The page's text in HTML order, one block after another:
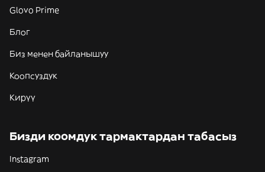
Glovo Prime
Блог
Биз менен байланышуу
Коопсуздук
Кирүү
Бизди коомдук тармактардан табасыз
Instagram